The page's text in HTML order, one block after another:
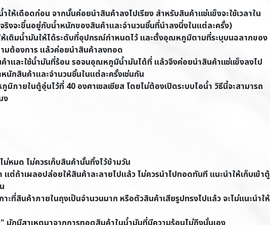
ให้เดือดก่อน จากนั้นค่อยนำสินค้าลงไปเรียง สำหรับสินค้าแช่แข็งจะใช้เวลาใน
ริงจะขึ้นอยู่กับน้ำหนักของสินค้าและจำนวนชิ้นที่นำลงนึ่งในแต่ละครั้ง)
ห้เติมน้ำมันให้ได้ระดับที่อุปกรณ์กำหนดไว้ และตั้งอุณหภูมิตามที่ระบุบนฉลากของ
มต้องการ แล้วค่อยนำสินค้าลงทอด
าและใช้น้ำมันที่ร้อน รอจนอุณหภูมิน้ำมันได้ที่ แล้วจึงค่อยนำสินค้าแช่แข็งลงไป
นักสินค้าและจำนวนชิ้นในแต่ละครั้งเช่นกัน
ภายในตู้อุ่นไว้ที่ 40 องศาเซลเซียส โดยไม่ต้องเปิดระบบไอน้ำ วิธีนี้จะสามารถ
ง
หมด ไม่ควรเก็บสินค้านั้นทิ้งไว้ข้ามวัน
ต่ถ้าเผลอปล่อยให้สินค้าละลายไปแล้ว ไม่ควรนำไปทอดทันที แนะนำให้เก็บเข้าตู้
ะที่สินค้าภายในถุงเป็นจำนวนมาก หรือตัวสินค้าเสียรูปทรงไปแล้ว จะไม่แนะนำให้